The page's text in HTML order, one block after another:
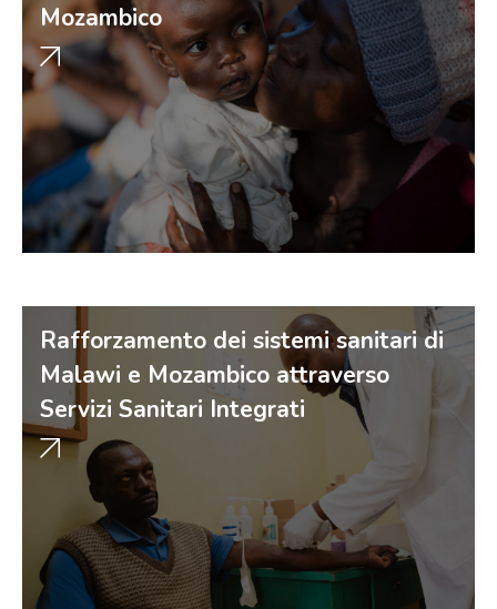
Mozambico
Rafforzamento dei sistemi sanitari di
Malawi e Mozambico attraverso
Servizi Sanitari Integrati